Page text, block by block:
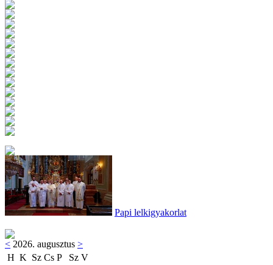
Papi lelkigyakorlat
< 2026. augusztus >
H K Sz Cs P Sz V